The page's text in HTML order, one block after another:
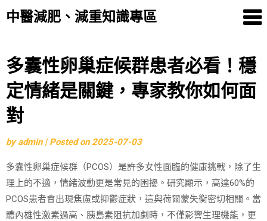
中醫減肥、減重知識專區
Skip
to
content
多囊性卵巢症候群患者必看！穩
定情緒是關鍵，專家教你如何面
對
byadmin | Posted on2025-07-03
多囊性卵巢症候群（PCOS）是許多女性面臨的健康挑戰，除了生
理上的不適，情緒波動更是常見的困擾。研究顯示，高達60%的
PCOS患者會出現焦慮或抑鬱症狀，這與荷爾蒙失衡密切相關。當
體內雄性激素過高、胰島素阻抗加劇時，不僅影響生理機能，更